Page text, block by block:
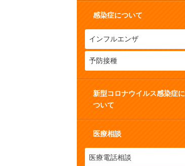
感染症について
インフルエンザ
予防接種
新型コロナウイルス感染症に
ついて
医療相談
医療電話相談